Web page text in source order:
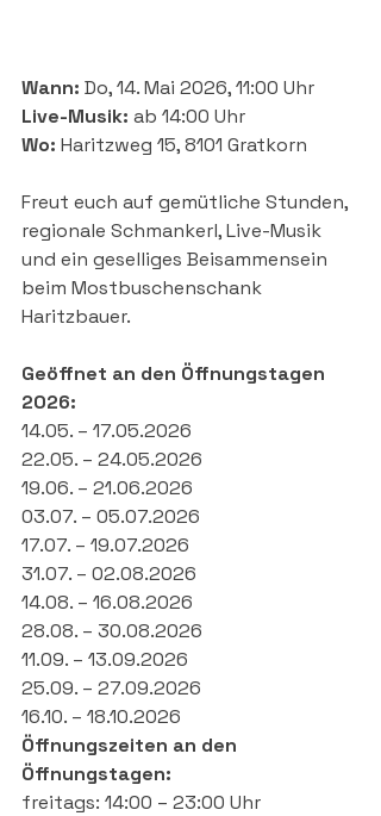
Wann: Do, 14. Mai 2026, 11:00 Uhr
Live-Musik: ab 14:00 Uhr
Wo: Haritzweg 15, 8101 Gratkorn
Freut euch auf gemütliche Stunden,
regionale Schmankerl, Live-Musik
und ein geselliges Beisammensein
beim Mostbuschenschank
Haritzbauer.
Geöffnet an den Öffnungstagen
2026:
14.05. – 17.05.2026
22.05. – 24.05.2026
19.06. – 21.06.2026
03.07. – 05.07.2026
17.07. – 19.07.2026
31.07. – 02.08.2026
14.08. – 16.08.2026
28.08. – 30.08.2026
11.09. – 13.09.2026
25.09. – 27.09.2026
16.10. – 18.10.2026
Öffnungszeiten an den
Öffnungstagen:
freitags: 14:00 – 23:00 Uhr